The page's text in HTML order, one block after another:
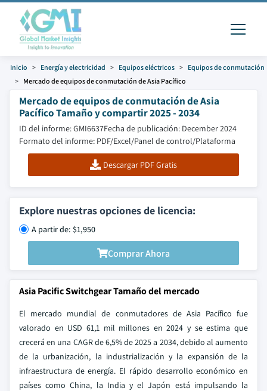
Inicio Energía y electricidad Equipos eléctricos
Equipos de conmutación
Mercado de equipos de conmutación de Asia Pacífico
Mercado de equipos de conmutación de Asia
Pacífico Tamaño y compartir 2025 - 2034
ID del informe: GMI6637Fecha de publicación: December 2024
Formato del informe: PDF/Excel/Panel de control/Plataforma
Descargar PDF Gratis
Explore nuestras opciones de licencia:
A partir de: $1,950
Comprar Ahora
Asia Pacific Switchgear Tamaño del mercado
El mercado mundial de conmutadores de Asia Pacífico fue
valorado en USD 61,1 mil millones en 2024 y se estima que
crecerá en una CAGR de 6,5% de 2025 a 2034, debido al aumento
de la urbanización, la industrialización y la expansión de la
infraestructura de energía. El rápido desarrollo económico en
países como China, la India y el Japón está impulsando la